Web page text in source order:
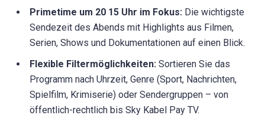
Primetime um 20 15 Uhr im Fokus: Die wichtigste
Sendezeit des Abends mit Highlights aus Filmen,
Serien, Shows und Dokumentationen auf einen Blick.
Flexible Filtermöglichkeiten: Sortieren Sie das
Programm nach Uhrzeit, Genre (Sport, Nachrichten,
Spielfilm, Krimiserie) oder Sendergruppen – von
öffentlich-rechtlich bis Sky Kabel Pay TV.